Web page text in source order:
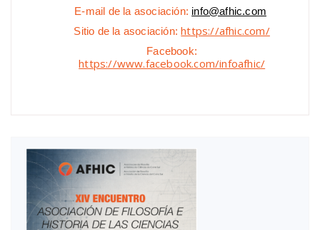
E-mail de la asociación: info@afhic.com
Sitio de la asociación: https://afhic.com/
Facebook:
https://www.facebook.com/infoafhic/